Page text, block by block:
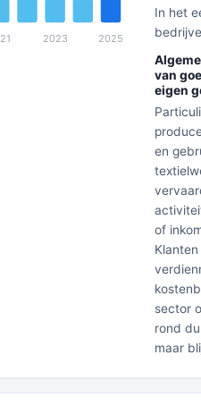
In het
van
eigen
en
of
sector
rond
maar